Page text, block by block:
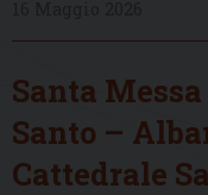
Santa
Santo –
Cattedrale